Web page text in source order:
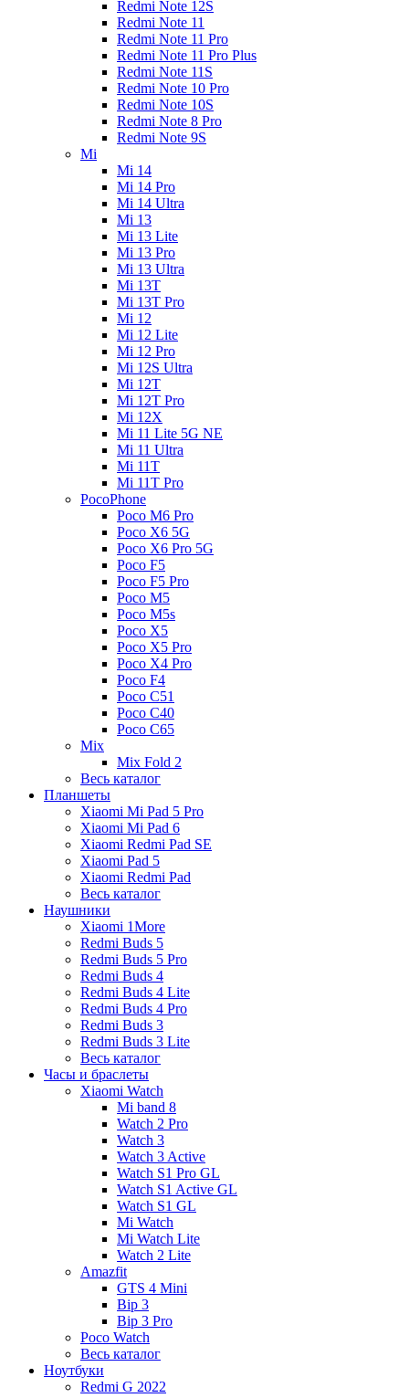
Redmi Note 12S
Redmi Note 11
Redmi Note 11 Pro
Redmi Note 11 Pro Plus
Redmi Note 11S
Redmi Note 10 Pro
Redmi Note 10S
Redmi Note 8 Pro
Redmi Note 9S
Mi
Mi 14
Mi 14 Pro
Mi 14 Ultra
Mi 13
Mi 13 Lite
Mi 13 Pro
Mi 13 Ultra
Mi 13T
Mi 13T Pro
Mi 12
Mi 12 Lite
Mi 12 Pro
Mi 12S Ultra
Mi 12T
Mi 12T Pro
Mi 12X
Mi 11 Lite 5G NE
Mi 11 Ultra
Mi 11T
Mi 11T Pro
PocoPhone
Poco M6 Pro
Poco X6 5G
Poco X6 Pro 5G
Poco F5
Poco F5 Pro
Poco M5
Poco M5s
Poco X5
Poco X5 Pro
Poco X4 Pro
Poco F4
Poco C51
Poco C40
Poco C65
Mix
Mix Fold 2
Весь каталог
Планшеты
Xiaomi Mi Pad 5 Pro
Xiaomi Mi Pad 6
Xiaomi Redmi Pad SE
Xiaomi Pad 5
Xiaomi Redmi Pad
Весь каталог
Наушники
Xiaomi 1More
Redmi Buds 5
Redmi Buds 5 Pro
Redmi Buds 4
Redmi Buds 4 Lite
Redmi Buds 4 Pro
Redmi Buds 3
Redmi Buds 3 Lite
Весь каталог
Часы и браслеты
Xiaomi Watch
Mi band 8
Watch 2 Pro
Watch 3
Watch 3 Active
Watch S1 Pro GL
Watch S1 Active GL
Watch S1 GL
Mi Watch
Mi Watch Lite
Watch 2 Lite
Amazfit
GTS 4 Mini
Bip 3
Bip 3 Pro
Poco Watch
Весь каталог
Ноутбуки
Redmi G 2022